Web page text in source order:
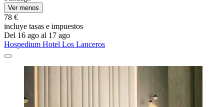
Ver menos
78 €
incluye tasas e impuestos
Del 16 ago al 17 ago
Hospedium Hotel Los Lanceros